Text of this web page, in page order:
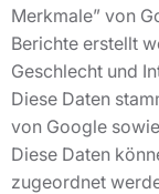
Merkmale” von
Berichte erstellt
Geschlecht und
Diese Daten
von Google
Diese Daten
zugeordnet